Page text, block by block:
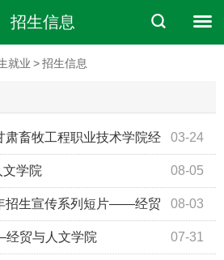
招生信息
就业 >招生信息
03-24
肃畜牧工程职业技术学院经
08-05
文学院
08-03
招生宣传系列短片——经贸
07-31
贸与人文学院